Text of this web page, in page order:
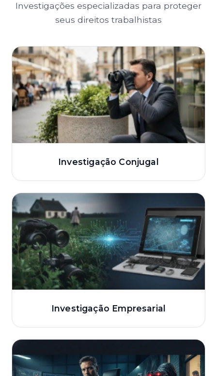
Investigações especializadas para proteger
seus direitos trabalhistas
Investigação Conjugal
Investigação Empresarial